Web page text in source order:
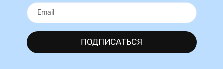
ПОДПИСАТЬСЯ